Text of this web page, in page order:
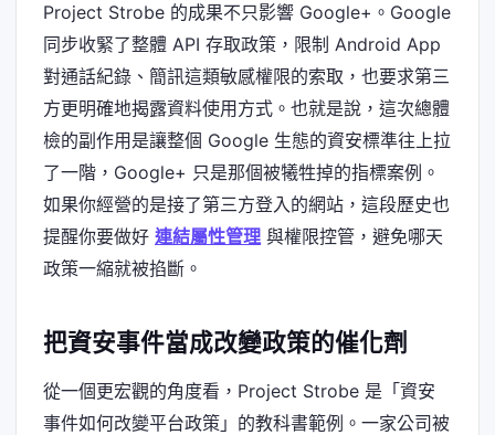
Project Strobe 的成果不只影響 Google+。Google
同步收緊了整體 API 存取政策，限制 Android App
對通話紀錄、簡訊這類敏感權限的索取，也要求第三
方更明確地揭露資料使用方式。也就是說，這次總體
檢的副作用是讓整個 Google 生態的資安標準往上拉
了一階，Google+ 只是那個被犧牲掉的指標案例。
如果你經營的是接了第三方登入的網站，這段歷史也
提醒你要做好 連結屬性管理 與權限控管，避免哪天
政策一縮就被掐斷。
把資安事件當成改變政策的催化劑
從一個更宏觀的角度看，Project Strobe 是「資安
事件如何改變平台政策」的教科書範例。一家公司被